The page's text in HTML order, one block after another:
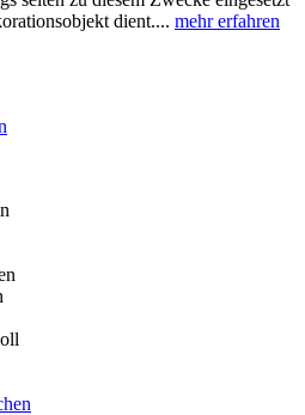
dient.... mehr erfahren